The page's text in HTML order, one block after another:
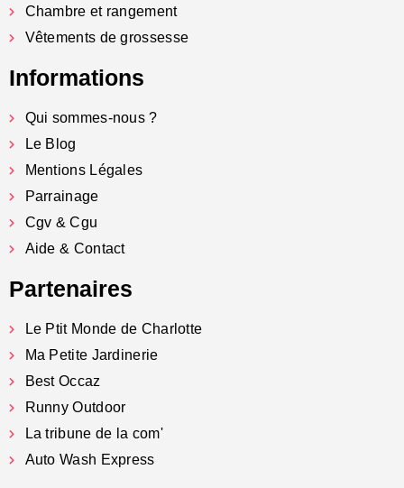
Chambre et rangement
Vêtements de grossesse
Informations
Qui sommes-nous ?
Le Blog
Mentions Légales
Parrainage
Cgv & Cgu
Aide & Contact
Partenaires
Le Ptit Monde de Charlotte
Ma Petite Jardinerie
Best Occaz
Runny Outdoor
La tribune de la com'
Auto Wash Express